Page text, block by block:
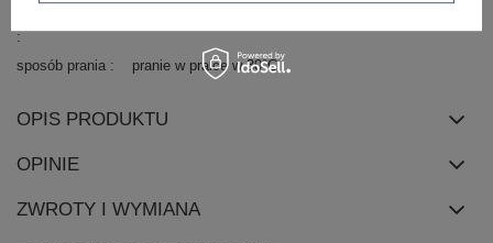
sposób prania pranie w pralce w 30°C
OPIS PRODUKTU
OPINIE
ZWROTY I WYMIANA